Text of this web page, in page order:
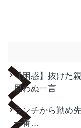
【困惑】抜けた
思わぬ一言
ランチから勤め
一番…